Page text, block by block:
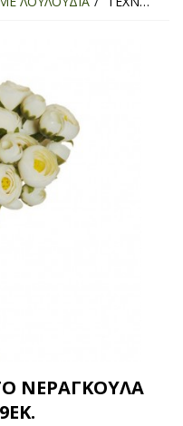
ΝΕΡΑΓΚΟΥΛΑ